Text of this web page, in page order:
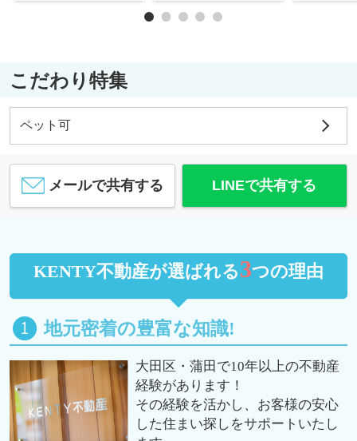
こだわり特集
ペット可
メールで共有する LINEで共有する
KENTY不動産が選ばれる3つの理由
地元密着の豊富な知識!
大田区・蒲田で10年以上の不動産
経験があります！
その経験を活かし、お客様の安心
した住まい探しをサポートいたし